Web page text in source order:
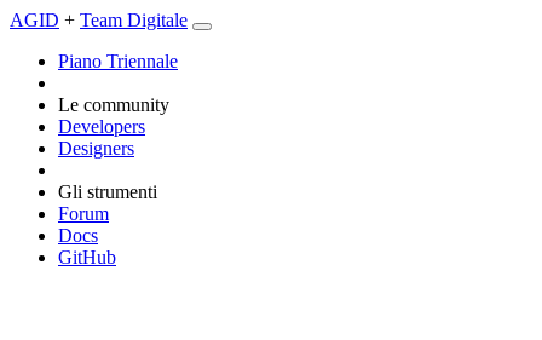
AGID + Team Digitale
Piano Triennale
Le community
Developers
Designers
Gli strumenti
Forum
Docs
GitHub